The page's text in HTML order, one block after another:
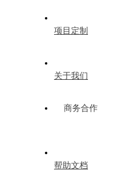
项目定制
关于我们
商务合作
帮助文档